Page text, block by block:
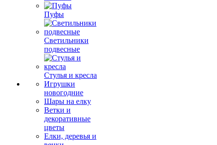
Пуфы
Светильники
подвесные
Стулья и кресла
Игрушки
новогодние
Шары на елку
Ветки и
декоративные
цветы
Елки, деревья и